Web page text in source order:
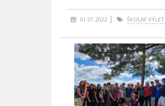
01.07.2022 ŠKOLNÍ VÝLET